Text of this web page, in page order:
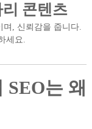
콘텐츠
, 신뢰감을 줍니다.
세요.
SEO는 왜